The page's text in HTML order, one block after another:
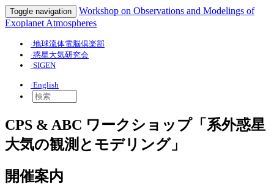
Toggle navigation
Workshop on Observations and Modelings of
Exoplanet Atmospheres
地球流体電脳倶楽部
惑星大気研究会
SIGEN
English
CPS & ABC ワークショップ「系外惑星
大気の観測とモデリング」
開催案内